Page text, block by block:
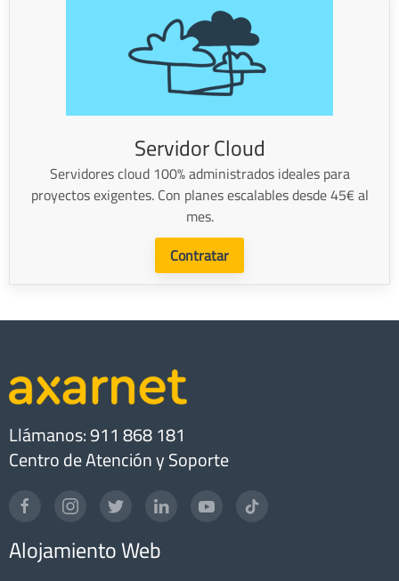
Servidor Cloud
Servidores cloud 100% administrados ideales para
proyectos exigentes. Con planes escalables desde 45€ al
mes.
Contratar
Llámanos: 911 868 181
Centro de Atención y Soporte
Alojamiento Web